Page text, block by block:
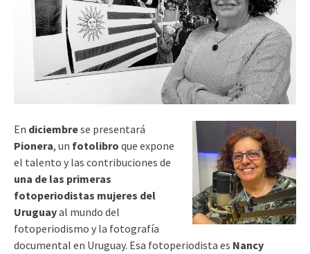
En diciembrese presentará
Pionera, un fotolibro que expone
el talento y las contribuciones de
una de las primeras
fotoperiodistas mujeres del
Uruguayal mundo del
fotoperiodismo y la fotografía
documental en Uruguay. Esa fotoperiodista es Nancy